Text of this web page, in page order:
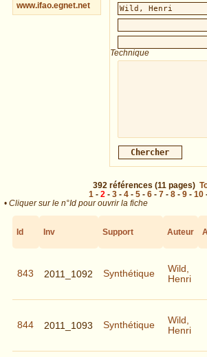
www.ifao.egnet.net
Technique
392 références (11 pages)
1 - 2 - 3 - 4 - 5 - 6 - 7 - 8 - 9 - 10
• Cliquer sur le n°Id pour ouvrir la fiche
Id Inv Support Auteur
843 2011_1092 Synthétique
Wild,
Henri
844 2011_1093 Synthétique
Wild,
Henri